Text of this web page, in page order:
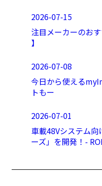
2026-07-15
注目メーカーのお
】
2026-07-08
今日から使える
トもー
2026-07-01
車載48Vシステム向
ーズ」を開発！-